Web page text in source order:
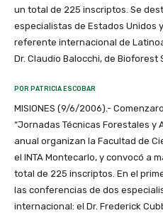
un total de 225 inscriptos. Se
especialistas de Estados Unidos
referente internacional de
Dr. Claudio Balocchi, de Bioforest
POR PATRICIA ESCOBAR
MISIONES (9/6/2006).-
“Jornadas Técnicas Forestales y
anual organizan la Facultad de
el INTA Montecarlo, y convocó a
total de 225 inscriptos. En el
las conferencias de dos
internacional: el Dr. Frederick